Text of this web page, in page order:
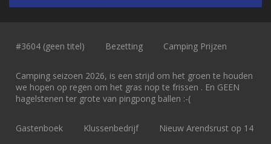
#3604 (geen titel) Bezetting Camping Prijzen
Camping seizoen 2026, is een strijd om het groen te houden
we hopen op regen om het gras nop te frissen . En GEEN
hagelstenen ter grote van pingpong ballen :-(
Gastenboek Klussenbedrijf Nieuw Arendsrust op 14